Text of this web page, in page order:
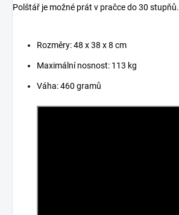
Polštář je možné prát v pračce do 30 stupňů.
Rozměry: 48 x 38 x 8 cm
Maximální nosnost: 113 kg
Váha: 460 gramů